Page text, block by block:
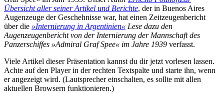
Übersicht aller seiner Artikel und Berichte, der in Buenos Aires
Augenzeuge der Geschehnisse war, hat einen Zeitzeugenbericht
über die »Internierung in Argentinien« Lese dazu den
Augenzeugenbericht von der Internierung der Mannschaft des
Panzerschiffes »Admiral Graf Spee« im Jahre 1939 verfasst.
Viele Artikel dieser Präsentation kannst du dir jetzt vorlesen lassen.
Achte auf den Player in der rechten Textspalte und starte ihn, wenn
er angezeigt wird. (Lautsprecher einschalten, es sollte mit allen
aktuellen Browsern funktionieren.)